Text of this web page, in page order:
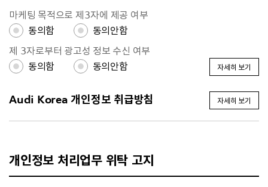
마케팅 목적으로 제3자에 제공 여부
동의함
동의안함
제 3자로부터 광고성 정보 수신 여부
동의함
동의안함 자세히 보기
Audi Korea 개인정보 취급방침 자세히 보기
개인정보 처리업무 위탁 고지